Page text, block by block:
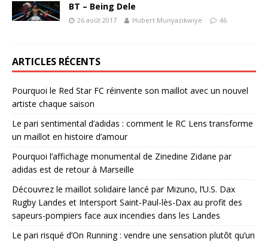
BT – Being Dele
26 août 2017 Hubert Munyazikwiye 46
ARTICLES RÉCENTS
Pourquoi le Red Star FC réinvente son maillot avec un nouvel
artiste chaque saison
Le pari sentimental d’adidas : comment le RC Lens transforme
un maillot en histoire d’amour
Pourquoi l’affichage monumental de Zinedine Zidane par
adidas est de retour à Marseille
Découvrez le maillot solidaire lancé par Mizuno, l’U.S. Dax
Rugby Landes et Intersport Saint-Paul-lès-Dax au profit des
sapeurs-pompiers face aux incendies dans les Landes
Le pari risqué d’On Running : vendre une sensation plutôt qu’un